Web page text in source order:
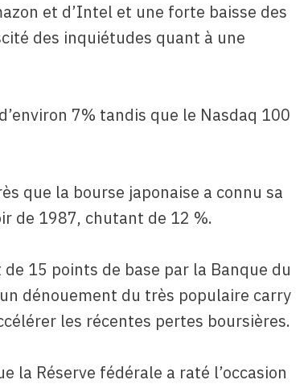
et d’Intel et une forte baisse des
des inquiétudes quant à une
7% tandis que le Nasdaq 100
que la bourse japonaise a connu sa
de 1987, chutant de 12 %.
15 points de base par la Banque du
dénouement du très populaire carry
les récentes pertes boursières.
la Réserve fédérale a raté l’occasion